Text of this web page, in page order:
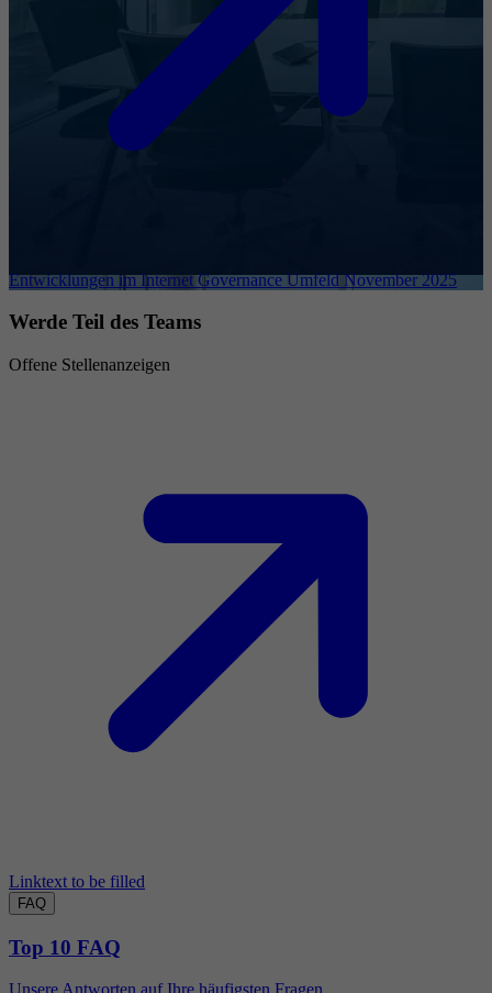
Entwicklungen im Internet Governance Umfeld November 2025
Werde Teil des Teams
Offene Stellenanzeigen
Linktext to be filled
FAQ
Top 10 FAQ